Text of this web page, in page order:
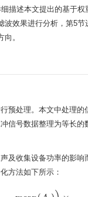
描述本文提出的基于
效果进行分析，第5
。
预处理。本文中处理
信号数据整理为等长
及收集设备功率的影
方法如下所示：
a n( A ))